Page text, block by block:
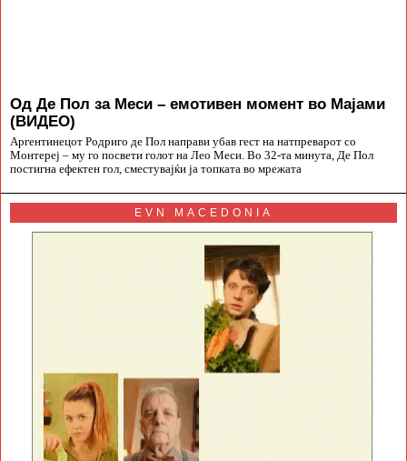
Од Де Пол за Меси – емотивен момент во Мајами
(ВИДЕО)
Аргентинецот Родриго де Пол направи убав гест на натпреварот со
Монтереј – му го посвети голот на Лео Меси. Во 32-та минута, Де Пол
постигна ефектен гол, сместувајќи ја топката во мрежата
EVN MACEDONIA